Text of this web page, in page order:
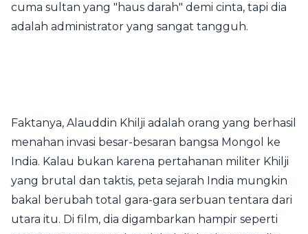
cuma sultan yang "haus darah" demi cinta, tapi dia
adalah administrator yang sangat tangguh.
Faktanya, Alauddin Khilji adalah orang yang berhasil
menahan invasi besar-besaran bangsa Mongol ke
India. Kalau bukan karena pertahanan militer Khilji
yang brutal dan taktis, peta sejarah India mungkin
bakal berubah total gara-gara serbuan tentara dari
utara itu. Di film, dia digambarkan hampir seperti